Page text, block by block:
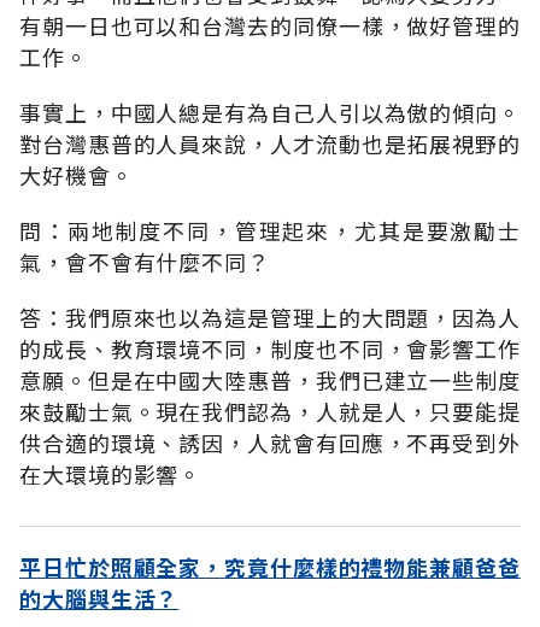
有朝一日也可以和台灣去的同僚一樣，做好管理的
工作。
事實上，中國人總是有為自己人引以為傲的傾向。
對台灣惠普的人員來說，人才流動也是拓展視野的
大好機會。
問：兩地制度不同，管理起來，尤其是要激勵士
氣，會不會有什麼不同？
答：我們原來也以為這是管理上的大問題，因為人
的成長、教育環境不同，制度也不同，會影響工作
意願。但是在中國大陸惠普，我們已建立一些制度
來鼓勵士氣。現在我們認為，人就是人，只要能提
供合適的環境、誘因，人就會有回應，不再受到外
在大環境的影響。
平日忙於照顧全家，究竟什麼樣的禮物能兼顧爸爸
的大腦與生活？